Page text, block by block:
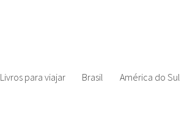
Livros para viajar Brasil América do Sul